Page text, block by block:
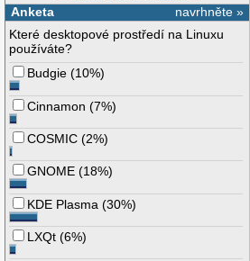
navrhněte »
Anketa
Které desktopové prostředí na Linuxu
používáte?
Budgie (10%)
Cinnamon (7%)
COSMIC (2%)
GNOME (18%)
KDE Plasma (30%)
LXQt (6%)